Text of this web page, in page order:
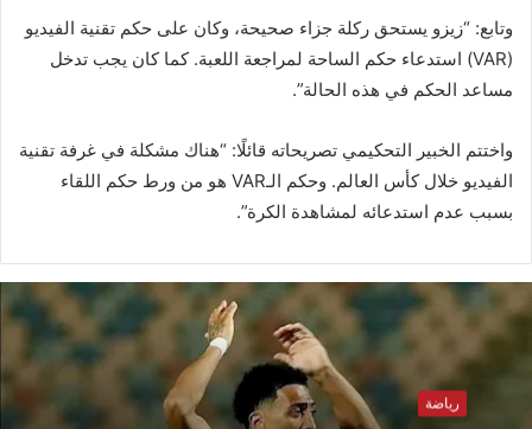
وتابع: “زيزو يستحق ركلة جزاء صحيحة، وكان على حكم تقنية الفيديو
(VAR) استدعاء حكم الساحة لمراجعة اللعبة. كما كان يجب تدخل
مساعد الحكم في هذه الحالة”.
واختتم الخبير التحكيمي تصريحاته قائلًا: “هناك مشكلة في غرفة تقنية
الفيديو خلال كأس العالم. وحكم الـVAR هو من ورط حكم اللقاء
بسبب عدم استدعائه لمشاهدة الكرة”.
رياضة